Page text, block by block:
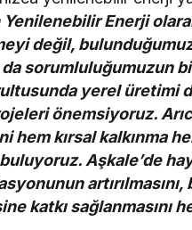
Yenilenebilir Enerji
değil,
sorumluluğumuzun
yerel üretimi
önemsiyoruz.
hem kırsal kalkınma
Aşkale’de
katkı sağlanmasını